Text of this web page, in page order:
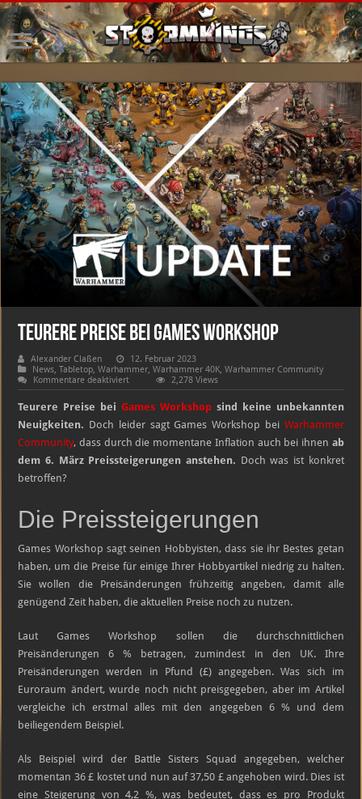
Teurere Preise bei Games Workshop
Alexander Claßen
12. Februar 2023
News ,Tabletop ,Warhammer ,Warhammer 40K ,Warhammer Community
Kommentare deaktiviertfür
Teurere
bei
Games
Workshop
2,278 Views
Teurere Preise beiGames Workshopsind keine unbekannten
Neuigkeiten. Doch leider sagt Games Workshop bei Warhammer
Community, dass durch die momentane Inflation auch bei ihnen ab
dem 6. März Preissteigerungen anstehen. Doch was ist konkret
betroffen?
Die Preissteigerungen
Games Workshop sagt seinen Hobbyisten, dass sie ihr Bestes getan
haben, um die Preise für einige Ihrer Hobbyartikel niedrig zu halten.
Sie wollen die Preisänderungen frühzeitig angeben, damit alle
genügend Zeit haben, die aktuellen Preise noch zu nutzen.
Laut Games Workshop sollen die durchschnittlichen
Preisänderungen 6 % betragen, zumindest in den UK. Ihre
Preisänderungen werden in Pfund (£) angegeben. Was sich im
Euroraum ändert, wurde noch nicht preisgegeben, aber im Artikel
vergleiche ich erstmal alles mit den angegeben 6 % und dem
beiliegendem Beispiel.
Als Beispiel wird der Battle Sisters Squad angegeben, welcher
momentan 36 £ kostet und nun auf 37,50 £ angehoben wird. Dies ist
eine Steigerung von 4,2 %, was bedeutet, dass es pro Produkt